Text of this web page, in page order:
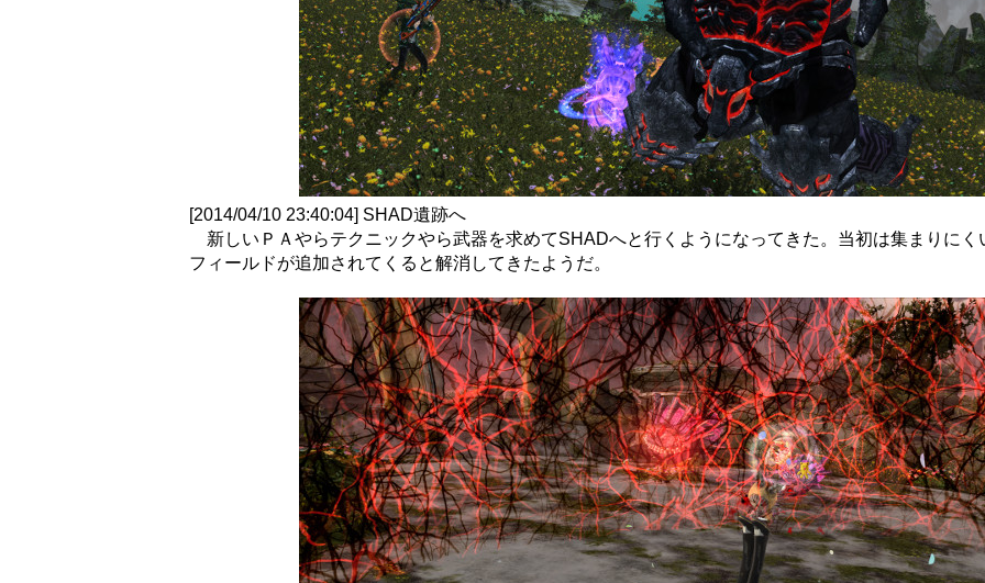
[2014/04/10 23:40:04] SHAD遺跡へ
新しいＰＡやらテクニックやら武器を求めてSHADへと行くようになってきた。当初は集まりに
フィールドが追加されてくると解消してきたようだ。